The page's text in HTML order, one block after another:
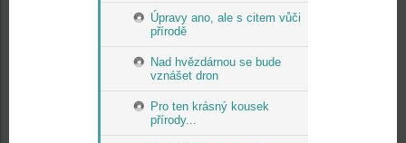
Úpravy ano, ale s citem vůči
přírodě
Nad hvězdárnou se bude
vznášet dron
Pro ten krásný kousek
přírody...